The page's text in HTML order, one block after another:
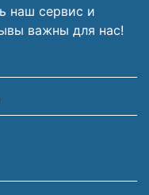
наш сервис и
важны для нас!